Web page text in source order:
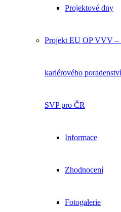
Projektové dny
Projekt EU OP VVV –
kariérového
SVP pro ČR
Informace
Zhodnocení
Fotogalerie